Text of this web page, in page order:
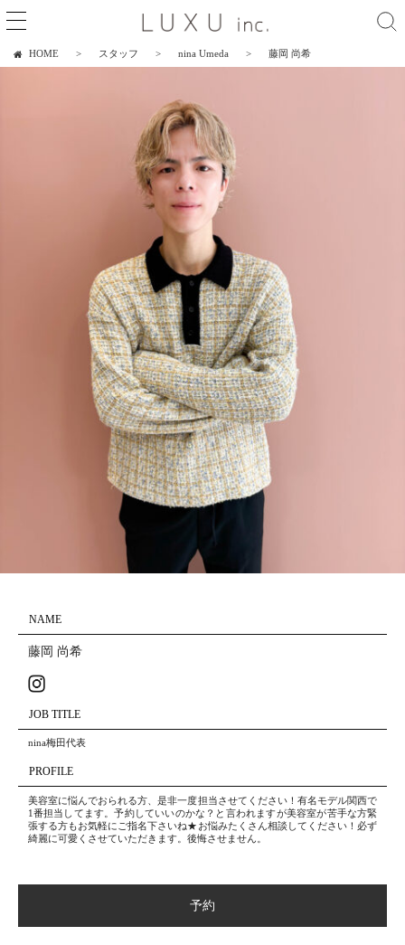
HOME スタッフ nina Umeda 藤岡 尚希
NAME
藤岡 尚希
JOB TITLE
nina梅田代表
PROFILE
美容室に悩んでおられる方、是非一度担当させてください！有名モデル関西で
1番担当してます。予約していいのかな？と言われますが美容室が苦手な方緊
張する方もお気軽にご指名下さいね★お悩みたくさん相談してください！必ず
綺麗に可愛くさせていただきます。後悔させません。
予約